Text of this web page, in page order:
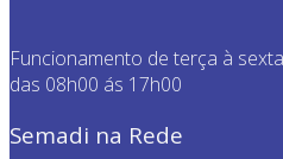
Funcionamento de terça à
das 08h00 ás 17h00
Semadi na Rede